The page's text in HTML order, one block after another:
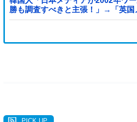
勝も調査すべきと主張！」→「英国
摘‥」